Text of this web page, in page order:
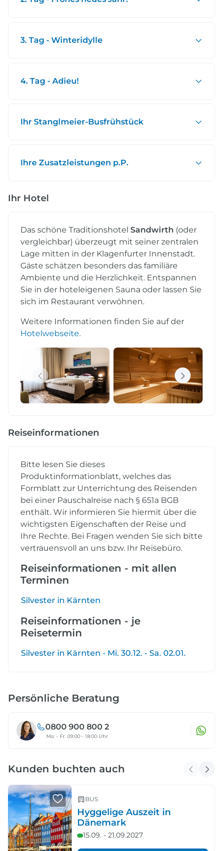
3. Tag - Winteridylle
4. Tag - Adieu!
Ihr Stanglmeier-Busfrühstück
Ihre Zusatzleistungen p.P.
Ihr Hotel
Das schöne Traditionshotel Sandwirth (oder
vergleichbar) überzeugt mit seiner zentralen
Lage mitten in der Klagenfurter Innenstadt.
Gäste schätzen besonders das familiäre
Ambiente und die Herzlichkeit. Entspannen
Sie in der hoteleigenen Sauna oder lassen Sie
sich im Restaurant verwöhnen.
Weitere Informationen finden Sie auf der
Hotelwebseite.
Reiseinformationen
Bitte lesen Sie dieses
Produktinformationblatt, welches das
Formblatt zur Unterrichtung des Reisenden
bei einer Pauschalreise nach § 651a BGB
enthält. Wir informieren Sie hiermit über die
wichtigsten Eigenschaften der Reise und
Ihre Rechte. Bei Fragen wenden Sie sich bitte
vertrauensvoll an uns bzw. Ihr Reisebüro.
Reiseinformationen - mit allen
Terminen
Silvester in Kärnten
Reiseinformationen - je
Reisetermin
Silvester in Kärnten - Mi. 30.12. - Sa. 02.01.
Persönliche Beratung
0800 900 800 2
Mo. - Fr. 09:00 - 18:00 Uhr
Kunden buchten auch
BUS
Hyggelige Auszeit in
Dänemark
15.09. - 21.09.2027